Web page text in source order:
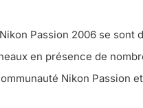
Passion 2006 se sont
en présence de
Nikon Passion